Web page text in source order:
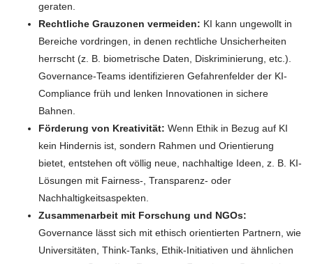
geraten.
Rechtliche Grauzonen vermeiden: KI kann ungewollt in
Bereiche vordringen, in denen rechtliche Unsicherheiten
herrscht (z. B. biometrische Daten, Diskriminierung, etc.).
Governance-Teams identifizieren Gefahrenfelder der KI-
Compliance früh und lenken Innovationen in sichere
Bahnen.
Förderung von Kreativität: Wenn Ethik in Bezug auf KI
kein Hindernis ist, sondern Rahmen und Orientierung
bietet, entstehen oft völlig neue, nachhaltige Ideen, z. B. KI-
Lösungen mit Fairness-, Transparenz- oder
Nachhaltigkeitsaspekten.
Zusammenarbeit mit Forschung und NGOs:
Governance lässt sich mit ethisch orientierten Partnern, wie
Universitäten, Think-Tanks, Ethik-Initiativen und ähnlichen